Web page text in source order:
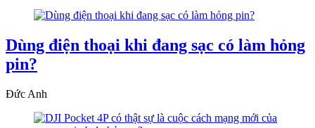
Dùng điện thoại khi đang sạc có làm hỏng
pin?
Đức Anh